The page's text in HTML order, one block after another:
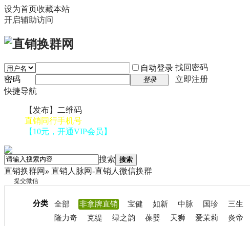
设为首页收藏本站
开启辅助访问
自动登录 找回密码
密码
登录
立即注册
快捷导航
【发布】二维码
直销同行手机号
【10元，开通VIP会员】
搜索 搜索
直销换群网 » 直销人脉网-直销人微信换群
提交微信
分类 全部 非拿牌直销 宝健 如新 中脉 国珍 三生
隆力奇
克缇 绿之韵 葆婴 天狮 爱茉莉 炎帝